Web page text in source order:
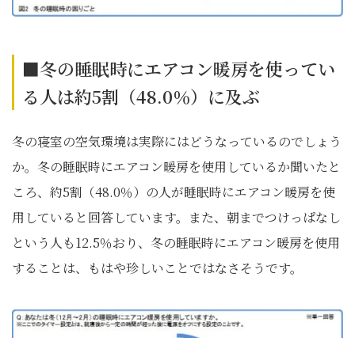
■冬の睡眠時にエアコン暖房を使ってい
る人は約5割（48.0％）に及ぶ
冬の寝室の空気環境は実際にはどうなっているのでしょう
か。冬の睡眠時にエアコン暖房を使用しているか聞いたと
ころ、約5割（48.0％）の人が睡眠時にエアコン暖房を使
用していると回答しています。また、朝までつけっぱなし
という人も12.5％おり、冬の睡眠時にエアコン暖房を使用
することは、もはや珍しいことではなさそうです。